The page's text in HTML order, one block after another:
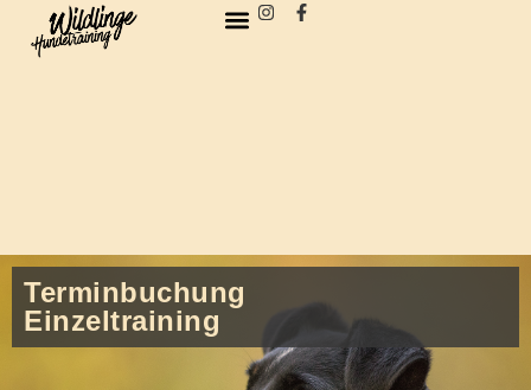
springen
Terminbuchung
Einzeltraining